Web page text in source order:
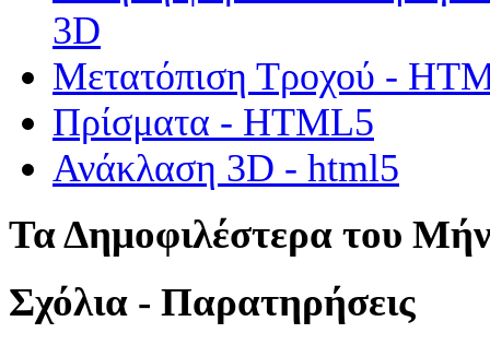
3D
Μετατόπιση Τροχού -
Πρίσματα - HTML5
Ανάκλαση 3D - html5
Τα Δημοφιλέστερα του
Σχόλια - Παρατηρήσεις